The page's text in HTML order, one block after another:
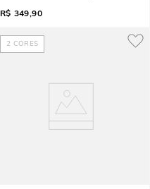
R$ 349,90
2 CORES